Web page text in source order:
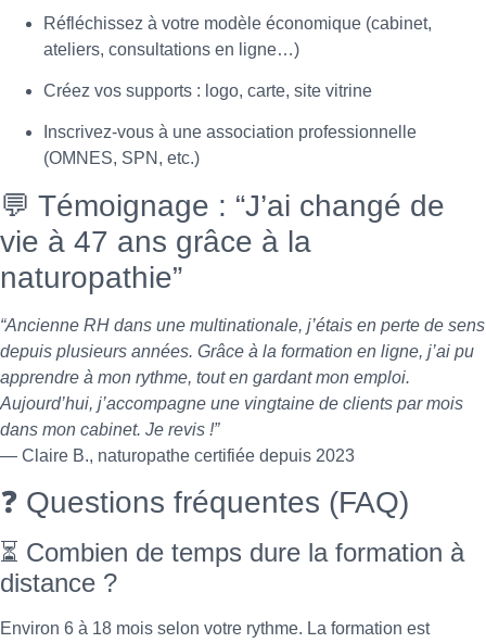
Réfléchissez à votre modèle économique (cabinet,
ateliers, consultations en ligne…)
Créez vos supports : logo, carte, site vitrine
Inscrivez-vous à une association professionnelle
(OMNES, SPN, etc.)
💬 Témoignage : “J’ai changé de
vie à 47 ans grâce à la
naturopathie”
“Ancienne RH dans une multinationale, j’étais en perte de sens
depuis plusieurs années. Grâce à la formation en ligne, j’ai pu
apprendre à mon rythme, tout en gardant mon emploi.
Aujourd’hui, j’accompagne une vingtaine de clients par mois
dans mon cabinet. Je revis !”
— Claire B., naturopathe certifiée depuis 2023
❓ Questions fréquentes (FAQ)
⏳ Combien de temps dure la formation à
distance ?
Environ 6 à 18 mois selon votre rythme. La formation est